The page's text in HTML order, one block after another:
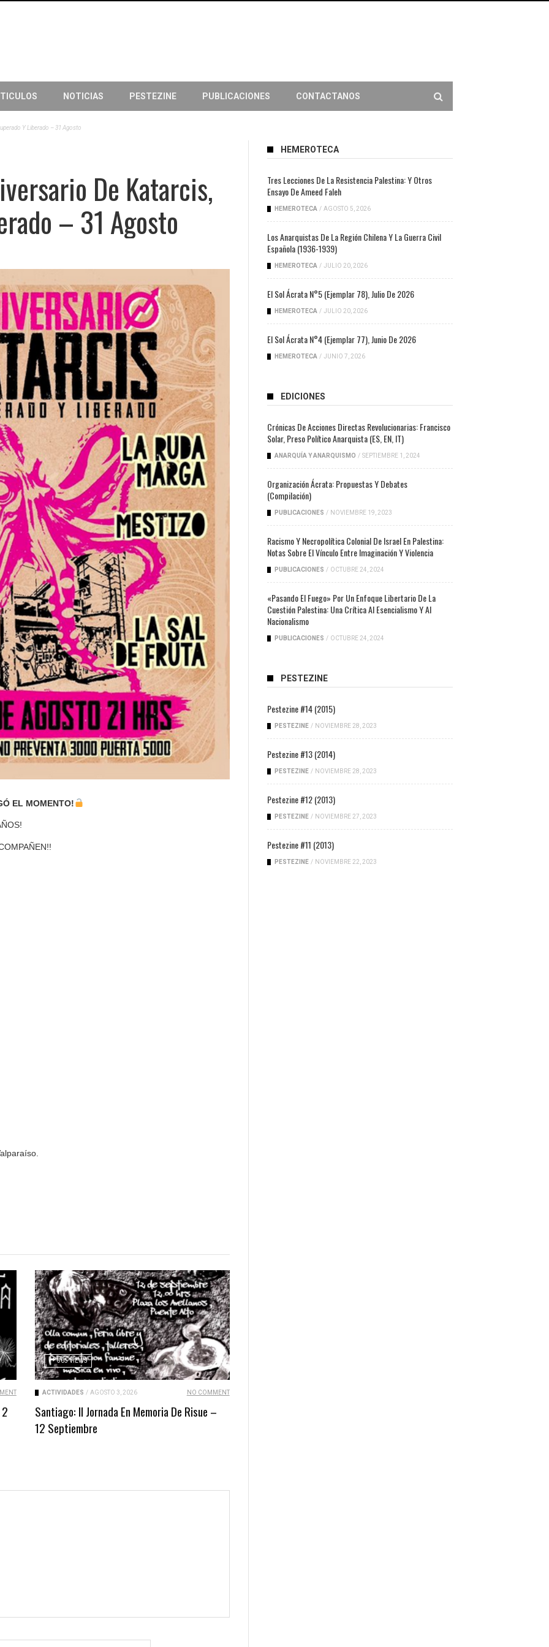
NOTICIAS PESTEZINE PUBLICACIONES CONTACTANOS
Y Liberado – 31 Agosto
De Katarcis,
– 31 Agosto
EL MOMENTO!
305 VIEWS
ACTIVIDADES / AGOSTO 3, 2026 NO COMMENT
Santiago: II Jornada En Memoria De Risue –
12 Septiembre
HEMEROTECA
Tres Lecciones De La Resistencia Palestina: Y Otros
Ensayo De Ameed Faleh
HEMEROTECA / AGOSTO 5, 2026
Los Anarquistas De La Región Chilena Y La Guerra Civil
Española (1936-1939)
HEMEROTECA / JULIO 20, 2026
El Sol Ácrata N°5 (ejemplar 78), Julio De 2026
HEMEROTECA / JULIO 20, 2026
El Sol Ácrata N°4 (ejemplar 77), Junio De 2026
HEMEROTECA / JUNIO 7, 2026
EDICIONES
Crónicas De Acciones Directas Revolucionarias: Francisco
Solar, Preso Político Anarquista (ES, EN, IT)
ANARQUÍA Y ANARQUISMO / SEPTIEMBRE 1, 2024
Organización Ácrata: Propuestas Y Debates
(compilación)
PUBLICACIONES / NOVIEMBRE 19, 2023
Racismo Y Necropolítica Colonial De Israel En Palestina:
Notas Sobre El Vínculo Entre Imaginación Y Violencia
PUBLICACIONES / OCTUBRE 24, 2024
«Pasando El Fuego» Por Un Enfoque Libertario De La
Cuestión Palestina: Una Crítica Al Esencialismo Y Al
Nacionalismo
PUBLICACIONES / OCTUBRE 24, 2024
PESTEZINE
Pestezine #14 (2015)
PESTEZINE / NOVIEMBRE 28, 2023
Pestezine #13 (2014)
PESTEZINE / NOVIEMBRE 28, 2023
Pestezine #12 (2013)
PESTEZINE / NOVIEMBRE 27, 2023
Pestezine #11 (2013)
PESTEZINE / NOVIEMBRE 22, 2023